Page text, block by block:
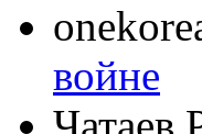
войне